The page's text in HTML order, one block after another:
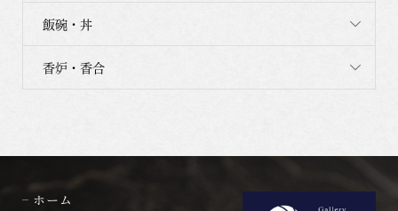
飯碗・丼
香炉・香合
ホーム